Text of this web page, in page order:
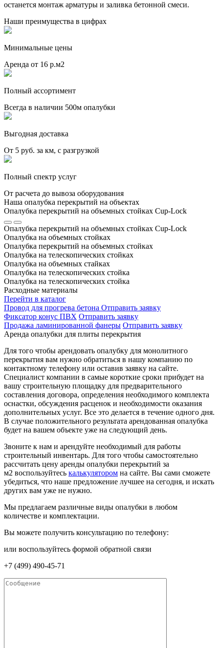
останется монтаж арматуры и заливка бетонной смеси.
Наши преимущества в цифрах
Минимальные цены
Аренда от 16 р.м2
Полный ассортимент
Всегда в наличии 500м опалубки
Выгодная доставка
От 5 руб. за км, с разгрузкой
Полный спектр услуг
От расчета до вывоза оборудования
Наша опалубка перекрытий на объектах
Опалубка перекрытий на объемных стойках Cup-Lock
Опалубка перекрытий на объемных стойках Cup-Lock
Опалубка на объемных стойках
Опалубка перекрытий на объемных стойках
Опалубка на телескопических стойках
Опалубка на объемных стайках
Опалубка на телескопических стойка
Опалубка на телескопических стойка
Расходные материалы
Перейти в каталог
Провод для прогрева бетона Отправить заявку
Фиксатор конус ПВХ Отправить заявку
Продажа ламинированной фанеры Отправить заявку
Аренда опалубки для плиты перекрытия
Для того чтобы арендовать опалубку для монолитного
перекрытия вам нужно обратиться в нашу компанию по
контактному телефону или оставив заявку на сайте.
Специалист компании в самые короткие сроки прибудет на
вашу строительную площадку для предварительного
составления договора, определения необходимого комплекта
оснастки, обсуждения расценок и необходимости оказания
дополнительных услуг. Все это делается в течение одного дня.
В случае положительного результата арендованная опалубка
будет на вашем объекте уже на следующий день.
Звоните к нам и арендуйте необходимый для работы
строительный инвентарь. Для того чтобы самостоятельно
рассчитать цену аренды опалубки перекрытий за
м2 воспользуйтесь калькулятором на сайте. Вы сами сможете
убедиться, что наше предложение лучшее на сегодня, и искать
других вам уже не нужно.
Мы предлагаем различные виды опалубки в любом
количестве и комплектации.
Вы можете получить консультацию по телефону:
или воспользуйтесь формой обратной связи
+7 (499) 490-45-71